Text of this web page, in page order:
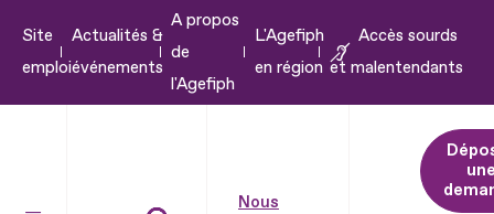
Aller
Site
emploi
Actualités &
événements
A propos
de
l'Agefiph
L'Agefiph
en région
Accès sourds
et malentendants
Nous